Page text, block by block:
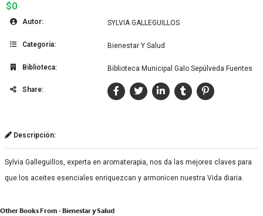
$0
Autor: SYLVIA GALLEGUILLOS
Categoría: Bienestar Y Salud
Biblioteca: Biblioteca Municipal Galo Sepúlveda Fuentes
Share:
Descripción:
Sylvia Galleguillos, experta en aromaterapia, nos da las mejores claves para
que los aceites esenciales enriquezcan y armonicen nuestra Vida diaria.
Other Books From - Bienestar y Salud